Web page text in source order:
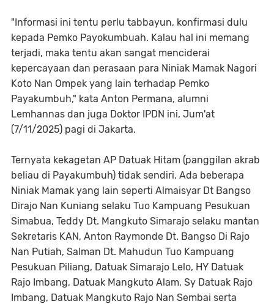
"Informasi ini tentu perlu tabbayun, konfirmasi dulu
kepada Pemko Payokumbuah. Kalau hal ini memang
terjadi, maka tentu akan sangat menciderai
kepercayaan dan perasaan para Niniak Mamak Nagori
Koto Nan Ompek yang lain terhadap Pemko
Payakumbuh," kata Anton Permana, alumni
Lemhannas dan juga Doktor IPDN ini, Jum'at
(7/11/2025) pagi di Jakarta.
Ternyata kekagetan AP Datuak Hitam (panggilan akrab
beliau di Payakumbuh) tidak sendiri. Ada beberapa
Niniak Mamak yang lain seperti Almaisyar Dt Bangso
Dirajo Nan Kuniang selaku Tuo Kampuang Pesukuan
Simabua, Teddy Dt. Mangkuto Simarajo selaku mantan
Sekretaris KAN, Anton Raymonde Dt. Bangso Di Rajo
Nan Putiah, Salman Dt. Mahudun Tuo Kampuang
Pesukuan Piliang, Datuak Simarajo Lelo, HY Datuak
Rajo Imbang, Datuak Mangkuto Alam, Sy Datuak Rajo
Imbang, Datuak Mangkuto Rajo Nan Sembai serta